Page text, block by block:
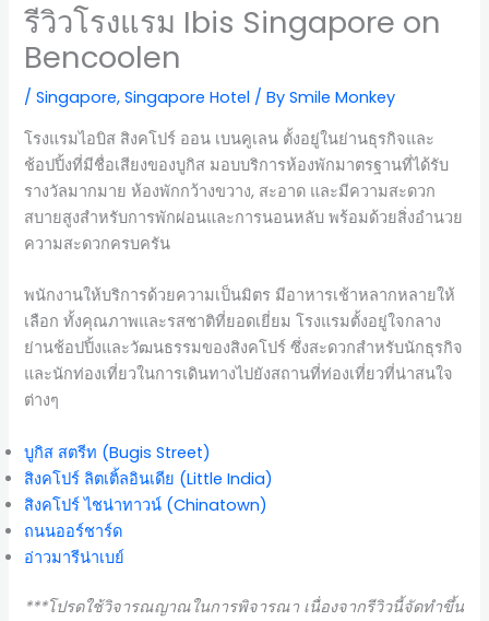
รีวิวโรงแรม Ibis Singapore on
Bencoolen
/Singapore,Singapore Hotel / BySmile Monkey
โรงแรมไอบิส สิงคโปร์ ออน เบนคูเลน ตั้งอยู่ในย่านธุรกิจและ
ช้อปปิ้งที่มีชื่อเสียงของบูกิส มอบบริการห้องพักมาตรฐานที่ได้รับ
รางวัลมากมาย ห้องพักกว้างขวาง, สะอาด และมีความสะดวก
สบายสูงสำหรับการพักผ่อนและการนอนหลับ พร้อมด้วยสิ่งอำนวย
ความสะดวกครบครัน
พนักงานให้บริการด้วยความเป็นมิตร มีอาหารเช้าหลากหลายให้
เลือก ทั้งคุณภาพและรสชาติที่ยอดเยี่ยม โรงแรมตั้งอยู่ใจกลาง
ย่านช้อปปิ้งและวัฒนธรรมของสิงคโปร์ ซึ่งสะดวกสำหรับนักธุรกิจ
และนักท่องเที่ยวในการเดินทางไปยังสถานที่ท่องเที่ยวที่น่าสนใจ
ต่างๆ
บูกิส สตรีท (Bugis Street)
สิงคโปร์ ลิตเติ้ลอินเดีย (Little India)
สิงคโปร์ ไชน่าทาวน์ (Chinatown)
ถนนออร์ชาร์ด
อ่าวมารีน่าเบย์
***โปรดใช้วิจารณญาณในการพิจารณา เนื่องจากรีวิวนี้จัดทำขึ้น